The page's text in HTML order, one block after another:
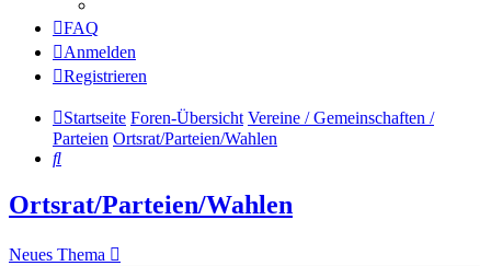
FAQ
Anmelden
Registrieren
Startseite Foren-Übersicht Vereine / Gemeinschaften /
Parteien Ortsrat/Parteien/Wahlen
Suche
Ortsrat/Parteien/Wahlen
Neues Thema